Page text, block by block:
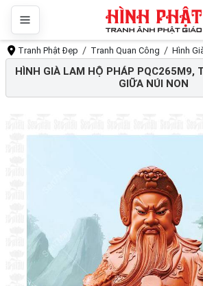
Tranh Phật Đẹp Tranh Quan Công Hình
HÌNH GIÀ LAM HỘ PHÁP PQC265M9,
GIỮA NÚI NON